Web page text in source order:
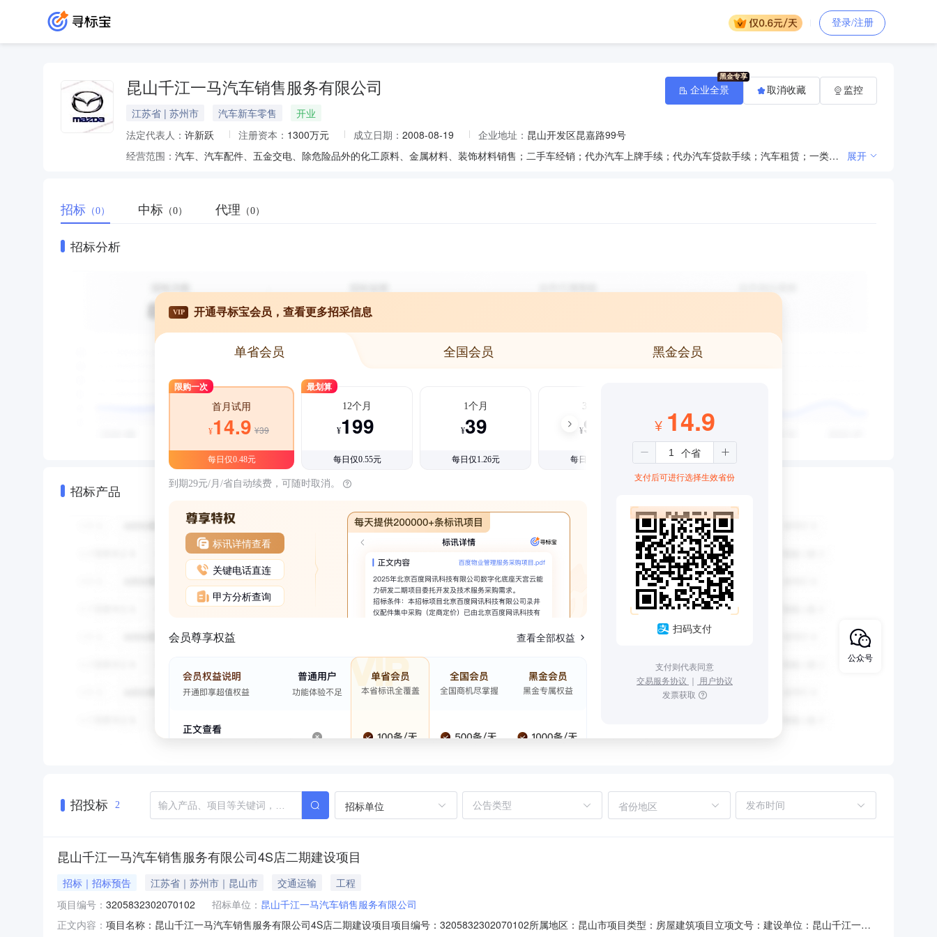
登录/注册
昆山千江一马汽车销售服务有限公司
江苏省 | 苏州市 汽车新车零售
开业
法定代表人： 许新跃 注册资本： 1300万元 成立日期： 2008-08-19 企业地址： 昆山开发区昆嘉路99号
经营范围：
汽车、汽车配件、五金交电、除危险品外的化工原料、金属材料、装饰材料销售；二手车经销；代办汽车上牌手续；代办汽车贷款手续；汽车租赁；一类汽车维修（小型车）；意外伤害保险、机动车辆保险暂保单、机动车辆保险兼业代理。（依法须经批准的项目，经相关部门批准后方可开展经营活动） 展开
企业全景 取消收藏 监控
招标 （0） 中标 （0） 代理 （0）
招标分析
招标产品
VIP 开通寻标宝会员，查看更多招采信息
单省会员 全国会员 黑金会员
限购一次
首月试用
¥14.9 ¥39
每日仅0.48元
最划算
12个月
¥199
每日仅0.55元
1个月
¥39
每日仅1.26元
3个月
¥99
每日仅1.08元
到期29元/月/省自动续费，可随时取消。
标讯详情查看
关键电话直连
甲方分析查询
会员尊享权益 查看全部权益
¥ 14.9
支付后可进行选择生效省份
扫码支付
支付则代表同意
交易服务协议 ｜ 用户协议
发票获取
招投标 2 招标单位 省份地区
昆山千江一马汽车销售服务有限公司4S店二期建设项目
招标｜招标预告 江苏省｜苏州市｜昆山市 交通运输
工程
项目编号： 3205832302070102 招标单位： 昆山千江一马汽车销售服务有限公司
正文内容： 项目名称：昆山千江一马汽车销售服务有限公司4S店二期建设项目项目编号：3205832302070102所属地区：昆山市项目类型：房屋建筑项目立项文号：建设单位：昆山千江一马
公众号